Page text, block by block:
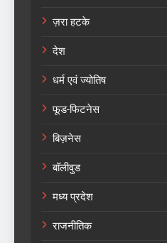
ज़रा हटके
देश
धर्म एवं ज्योतिष
फूड-फिटनेस
बिज़नेस
बॉलीवुड
मध्य प्रदेश
राजनीतिक